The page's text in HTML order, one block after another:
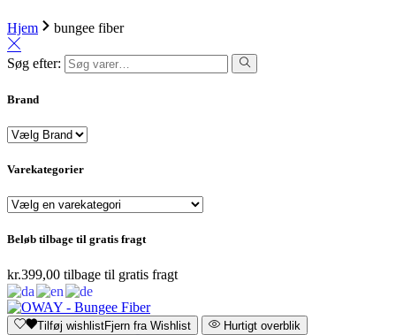
Hjem bungee fiber
Søg efter:
Brand
Varekategorier
Beløb tilbage til gratis fragt
kr.399,00 tilbage til gratis fragt
Tilføj wishlistFjern fra Wishlist
Hurtigt overblik